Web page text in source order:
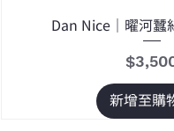
Dan Nice｜曜河蠶
價格
新增至購